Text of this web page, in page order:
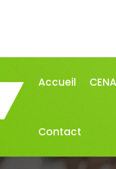
Accueil
Contact